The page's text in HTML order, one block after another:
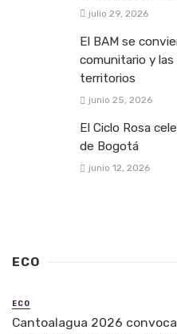
julio 29, 2026
El BAM se
comunitario y
territorios
junio 25, 2026
El Ciclo Rosa
de Bogotá
junio 12, 2026
ECO
ECO
Cantoalagua 2026